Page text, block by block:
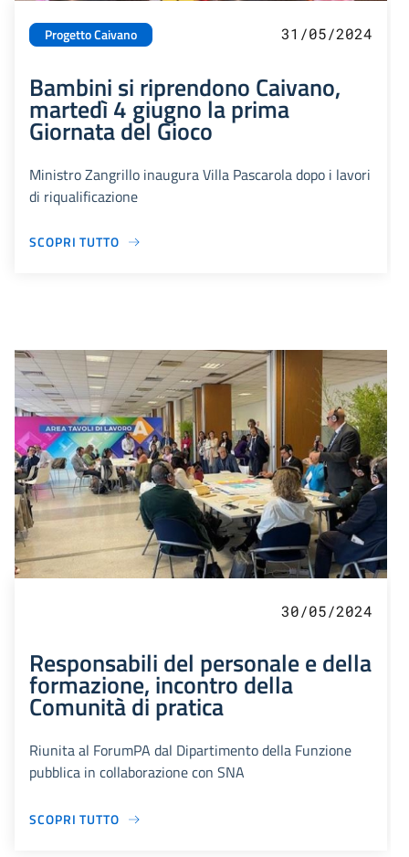
Progetto Caivano 31/05/2024
Bambini si riprendono Caivano,
martedì 4 giugno la prima
Giornata del Gioco
Ministro Zangrillo inaugura Villa Pascarola dopo i lavori
di riqualificazione
SCOPRI TUTTO
30/05/2024
Responsabili del personale e della
formazione, incontro della
Comunità di pratica
Riunita al ForumPA dal Dipartimento della Funzione
pubblica in collaborazione con SNA
SCOPRI TUTTO